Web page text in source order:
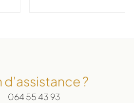
d'assistance ?
064 55 43 93